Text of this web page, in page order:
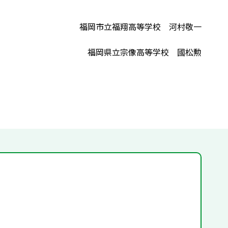
福岡市立福翔高等学校 河村敬一
福岡県立宗像高等学校 國松勲